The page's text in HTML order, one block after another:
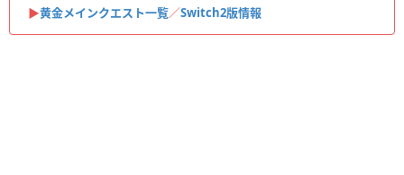
▶黄金メインクエスト一覧／Switch2版情報